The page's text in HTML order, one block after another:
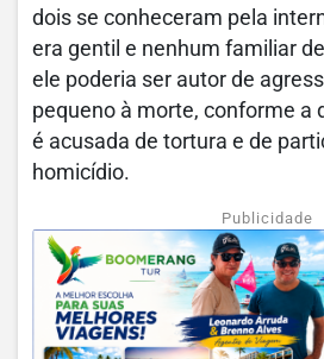
dois se conheceram pela
era gentil e nenhum familiar
ele poderia ser autor de
pequeno à morte, conforme a
é acusada de tortura e de
homicídio.
Publicidade